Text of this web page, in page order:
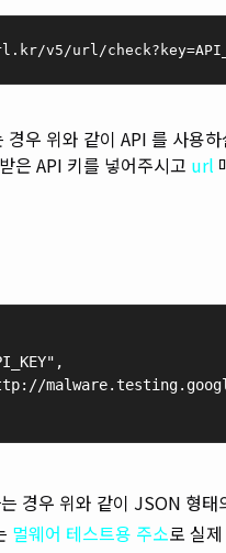
v5/url/
경우 위와 같이 API 를 사용
은 API 키를 넣어주시고 url
경우 위와 같이 JSON 형태
멀웨어 테스트용 주소로 실